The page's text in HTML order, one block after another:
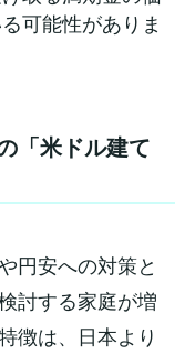
可能性がありま
「米ドル建て
円安への対策と
討する家庭が増
徴は、日本より